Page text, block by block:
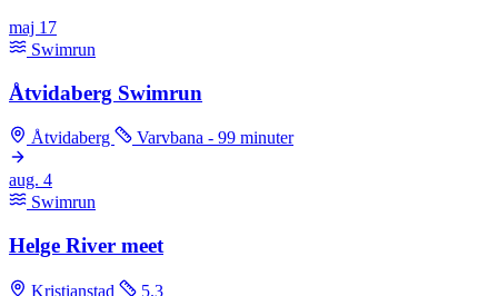
maj 17
Swimrun
Åtvidaberg Swimrun
Åtvidaberg Varvbana - 99 minuter
aug. 4
Swimrun
Helge River meet
Kristianstad 5.3